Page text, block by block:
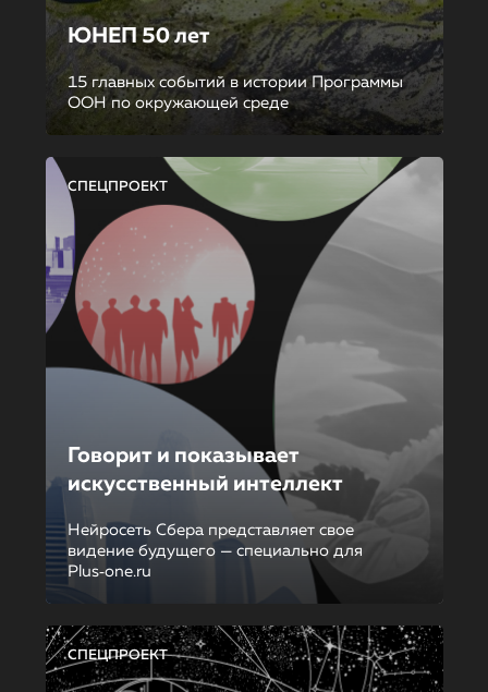
ЮНЕП 50 лет
15 главных событий в истории Программы
ООН по окружающей среде
СПЕЦПРОЕКТ
Говорит и показывает
искусственный интеллект
Нейросеть Сбера представляет свое
видение будущего — специально для
Plus‑one.ru
СПЕЦПРОЕКТ